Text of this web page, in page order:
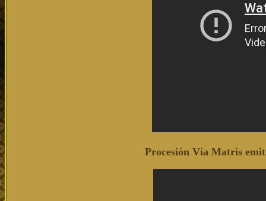
Procesión Vía Matris